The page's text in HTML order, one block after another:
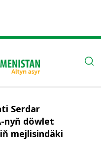
Serdar
nyň döwlet
mejlisindäki